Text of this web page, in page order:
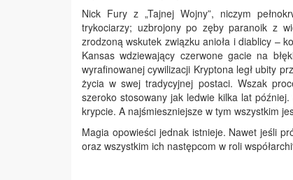
Nick Fury z „Tajnej Wojny”, niczym
trykociarzy; uzbrojony po zęby paranoik z
zrodzoną wskutek związku anioła i diablicy –
Kansas wdziewający czerwone gacie na
wyrafinowanej cywilizacji Kryptona legł ubity
życia w swej tradycyjnej postaci. Wszak
szeroko stosowany jak ledwie kilka lat
krypcie. A najśmieszniejsze w tym wszystkim
Magia opowieści jednak istnieje. Nawet jeśli
oraz wszystkim ich następcom w roli